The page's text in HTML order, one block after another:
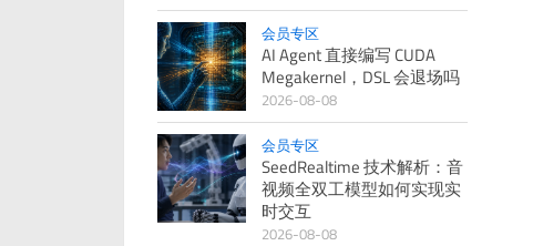
会员专区
AI Agent 直接编写 CUDA
Megakernel，DSL 会退场吗
2026-08-08
会员专区
SeedRealtime 技术解析：音
视频全双工模型如何实现实
时交互
2026-08-08